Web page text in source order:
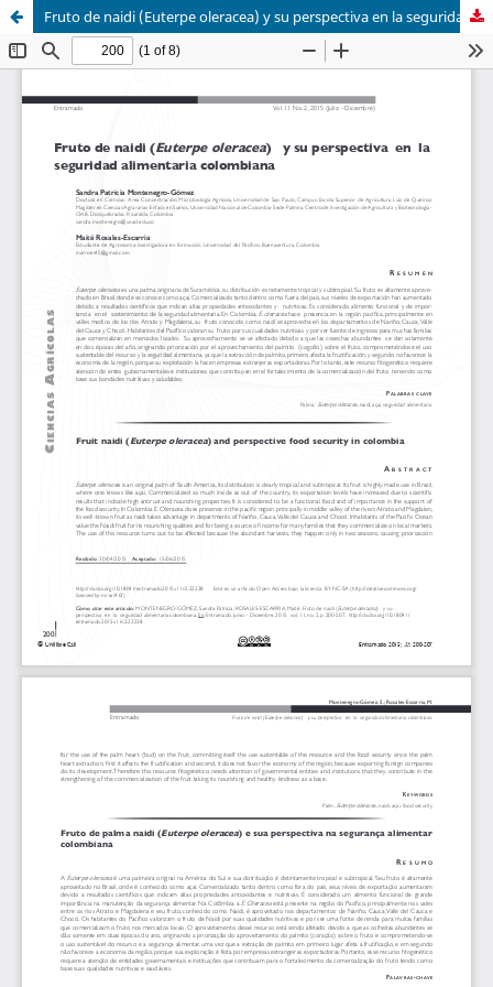
Fruto de naidi (Euterpe oleracea) y su perspectiva en la seguridad alimentaria colombiana